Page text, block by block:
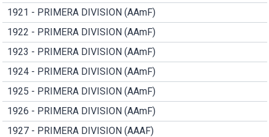
1921 - PRIMERA DIVISION (AAmF)
1922 - PRIMERA DIVISION (AAmF)
1923 - PRIMERA DIVISION (AAmF)
1924 - PRIMERA DIVISION (AAmF)
1925 - PRIMERA DIVISION (AAmF)
1926 - PRIMERA DIVISION (AAmF)
1927 - PRIMERA DIVISION (AAAF)